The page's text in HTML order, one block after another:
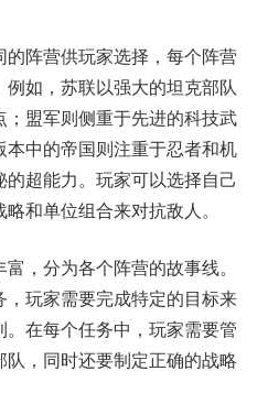
阵营供玩家选择，每个阵营
如，苏联以强大的坦克部队
盟军则侧重于先进的科技武
中的帝国则注重于忍者和机
超能力。玩家可以选择自己
和单位组合来对抗敌人。
，分为各个阵营的故事线。
玩家需要完成特定的目标来
在每个任务中，玩家需要管
，同时还要制定正确的战略